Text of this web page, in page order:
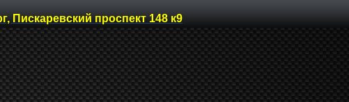
Пискаревский проспект 148 к9